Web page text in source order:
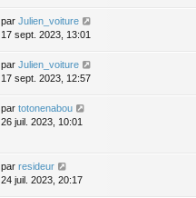
par Julien_voiture
17 sept. 2023, 13:01
par Julien_voiture
17 sept. 2023, 12:57
par totonenabou
26 juil. 2023, 10:01
par resideur
24 juil. 2023, 20:17